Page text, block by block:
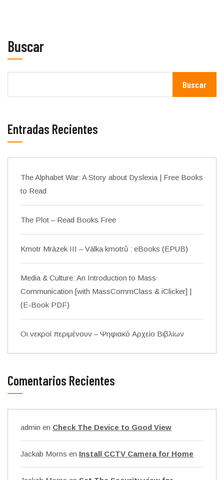
Buscar
Buscar
Entradas Recientes
The Alphabet War: A Story about Dyslexia | Free Books
to Read
The Plot – Read Books Free
Kmotr Mrázek III – Válka kmotrů : eBooks (EPUB)
Media & Culture: An Introduction to Mass
Communication [with MassCommClass & iClicker] |
(E-Book PDF)
Οι νεκροί περιμένουν – Ψηφιακό Αρχείο Βιβλίων
Comentarios Recientes
admin en Check The Device to Good View
Jackab Morns en Install CCTV Camera for Home